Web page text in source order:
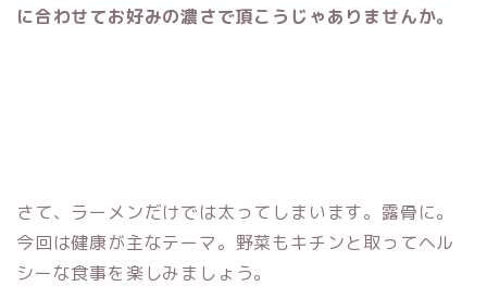
に合わせてお好みの濃さで頂こうじゃありませんか。
さて、ラーメンだけでは太ってしまいます。露骨に。
今回は健康が主なテーマ。野菜もキチンと取ってヘル
シーな食事を楽しみましょう。